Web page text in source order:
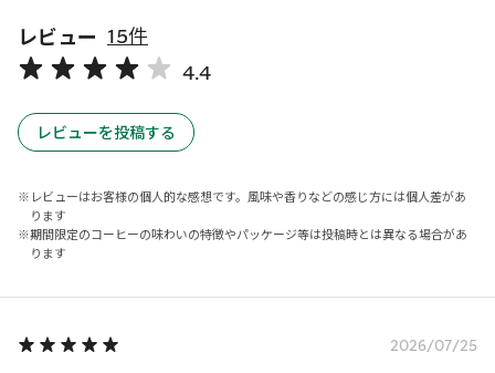
レビュー 15件
4.4
レビューを投稿する
レビューはお客様の個人的な感想です。風味や香りなどの感じ方には個人差があ
ります
期間限定のコーヒーの味わいの特徴やパッケージ等は投稿時とは異なる場合があ
ります
2026/07/25